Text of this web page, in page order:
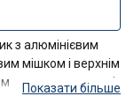
з алюмінієвим
мішком і верхнім
надаються довші
Показати більше